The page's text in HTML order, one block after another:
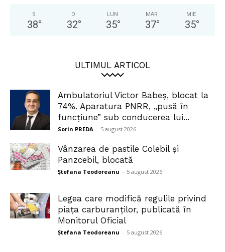
S
38°
D
32°
LUN
35°
MAR
37°
MIE
35°
ULTIMUL ARTICOL
Ambulatoriul Victor Babeș, blocat la
74%. Aparatura PNRR, „pusă în
funcțiune” sub conducerea lui...
Sorin PREDA - 5 august 2026
Vânzarea de pastile Colebil și
Panzcebil, blocată
Ștefana Teodoreanu - 5 august 2026
Legea care modifică regulile privind
piața carburanților, publicată în
Monitorul Oficial
Ștefana Teodoreanu - 5 august 2026